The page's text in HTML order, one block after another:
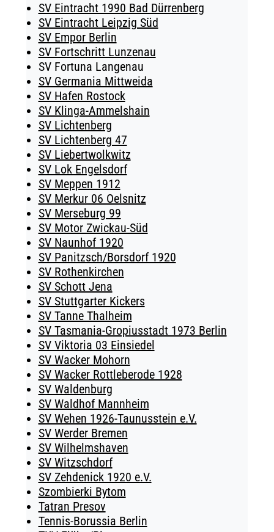
SV Eintracht 1990 Bad Dürrenberg
SV Eintracht Leipzig Süd
SV Empor Berlin
SV Fortschritt Lunzenau
SV Fortuna Langenau
SV Germania Mittweida
SV Hafen Rostock
SV Klinga-Ammelshain
SV Lichtenberg
SV Lichtenberg 47
SV Liebertwolkwitz
SV Lok Engelsdorf
SV Meppen 1912
SV Merkur 06 Oelsnitz
SV Merseburg 99
SV Motor Zwickau-Süd
SV Naunhof 1920
SV Panitzsch/​Borsdorf 1920
SV Rothenkirchen
SV Schott Jena
SV Stuttgarter Kickers
SV Tanne Thalheim
SV Tasmania-Gropiusstadt 1973 Berlin
SV Viktoria 03 Einsiedel
SV Wacker Mohorn
SV Wacker Rottleberode 1928
SV Waldenburg
SV Waldhof Mannheim
SV Wehen 1926-Taunusstein e.V.
SV Werder Bremen
SV Wilhelmshaven
SV Witzschdorf
SV Zehdenick 1920 e.V.
Szombierki Bytom
Tatran Presov
Tennis-Borussia Berlin